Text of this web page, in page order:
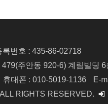
록번호 : 435-86-02718
주안동 920-6) 계림빌딩
휴대폰 : 010-5019-1136
E-
ALL RIGHTS RESERVED.